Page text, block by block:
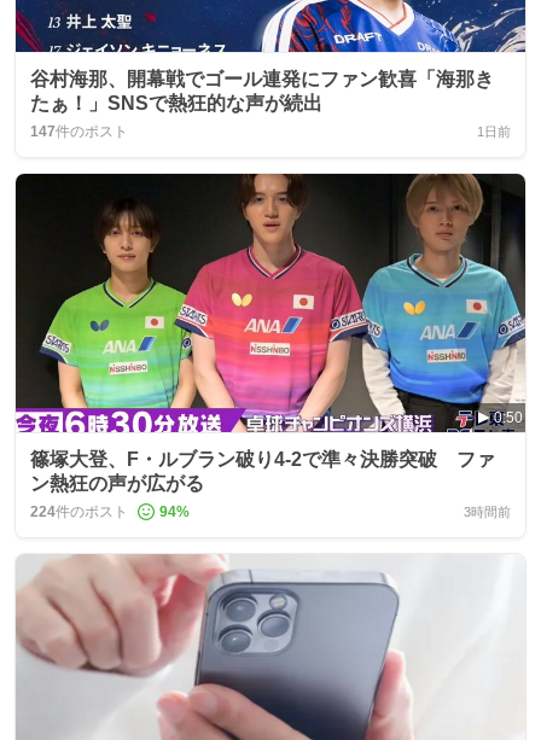
谷村海那、開幕戦でゴール連発にファン歓喜「海那き
たぁ！」SNSで熱狂的な声が続出
147件のポスト 1日前
0:50
篠塚大登、F・ルブラン破り4-2で準々決勝突破 ファ
ン熱狂の声が広がる
224件のポスト 94% 3時間前